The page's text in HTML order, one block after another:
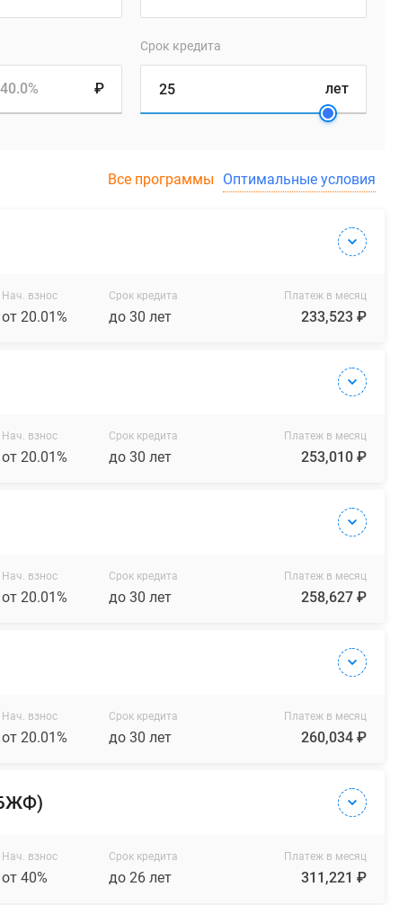
₽
40.0%
Срок кредита
лет
Все программы Оптимальные условия
Нач. взнос
от 20.01%
Срок кредита
до 30 лет
Платеж в месяц
233,523 ₽
Нач. взнос
от 20.01%
Срок кредита
до 30 лет
Платеж в месяц
253,010 ₽
Нач. взнос
от 20.01%
Срок кредита
до 30 лет
Платеж в месяц
258,627 ₽
Нач. взнос
от 20.01%
Срок кредита
до 30 лет
Платеж в месяц
260,034 ₽
Нач. взнос
от 40%
Срок кредита
до 26 лет
Платеж в месяц
311,221 ₽